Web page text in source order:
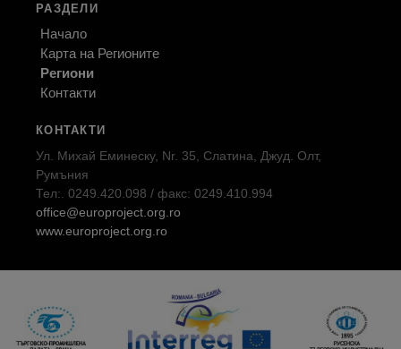
РАЗДЕЛИ
Начало
Карта на Регионите
Региони
Контакти
КОНТАКТИ
Ул. Михай Еминеску, Nr. 35, Слатина, Джуд. Олт,
Румъния
Тел:. 0249.420.098 / факс: 0249.410.994
office@europroject.org.ro
www.europroject.org.ro